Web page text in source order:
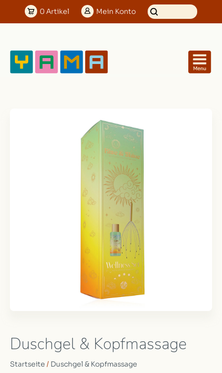
0Artikel Mein Konto
Duschgel & Kopfmassage
Startseite / Duschgel & Kopfmassage